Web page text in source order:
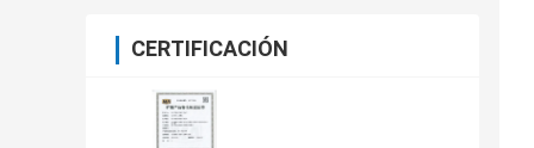
CERTIFICACIÓN